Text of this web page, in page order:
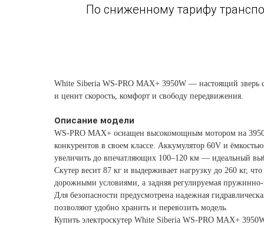
По сниженному тарифу
White Siberia WS-PRO MAX+ 3950W — настоящий зверь
и ценит скорость, комфорт и свободу передвижения.
Описание модели
WS-PRO MAX+ оснащен высокомощным мотором на 3950
конкурентов в своем классе. Аккумулятор 60V и
увеличить до впечатляющих 100–120 км — идеальный
Скутер весит 87 кг и выдерживает нагрузку до 260 кг,
дорожными условиями, а задняя регулируемая
Для безопасности предусмотрена надежная
позволяют удобно хранить и перевозить модель.
Купить электроскутер White Siberia WS-PRO MAX+